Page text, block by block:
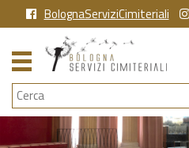
BolognaServiziCimiteriali
Cerca